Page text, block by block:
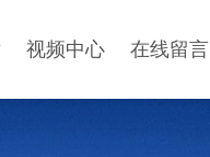
视频中心 在线留言